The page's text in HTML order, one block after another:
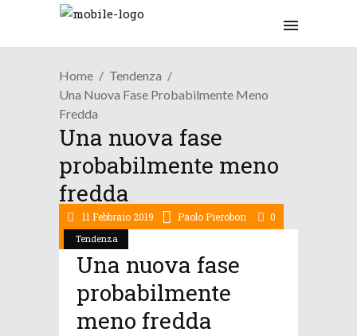
Home
Tendenza
Una Nuova Fase Probabilmente Meno
Fredda
Una nuova fase
probabilmente meno
fredda
Tendenza
11 Febbraio 2019 Paolo Pierobon 0
Una nuova fase
probabilmente
meno fredda